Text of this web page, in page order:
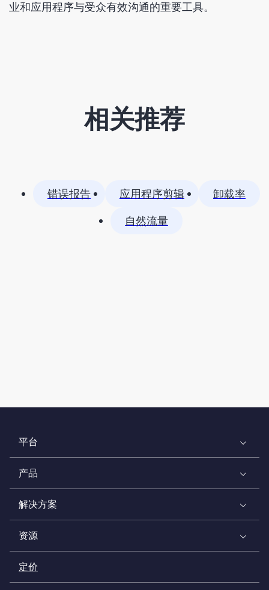
业和应用程序与受众有效沟通的重要工具。
相关推荐
错误报告 应用程序剪辑
卸载率
自然流量
平台
产品
解决方案
资源
定价